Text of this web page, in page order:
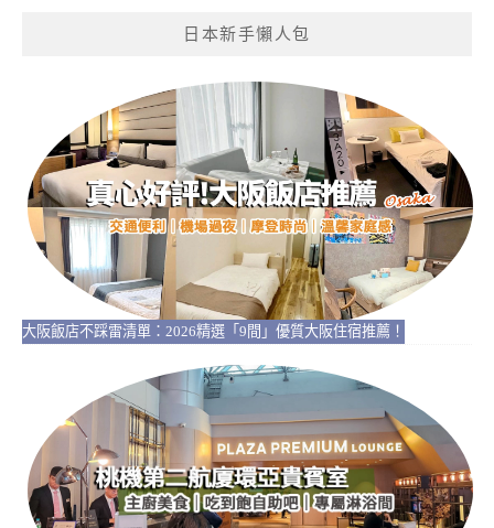
日本新手懶人包
大阪飯店不踩雷清單：2026精選「9間」優質大阪住宿推薦！